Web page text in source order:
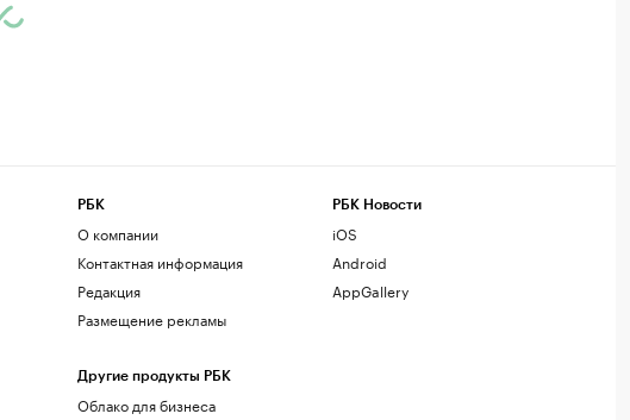
РБК
О компании
Контактная информация
Редакция
Размещение рекламы
Другие продукты РБК
Облако для бизнеса
РБК Новости
iOS
Android
AppGallery